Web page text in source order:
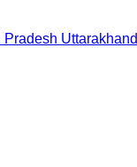
Pradesh Uttarakhand